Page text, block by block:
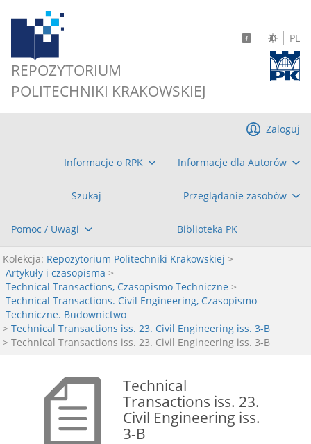
REPOZYTORIUM
POLITECHNIKI KRAKOWSKIEJ
PL
Informacje o RPK Informacje dla Autorów
Szukaj Przeglądanie zasobów
Pomoc / Uwagi Biblioteka PK
Zaloguj
Kolekcja: Repozytorium Politechniki Krakowskiej >
Artykuły i czasopisma >
Technical Transactions, Czasopismo Techniczne >
Technical Transactions. Civil Engineering, Czasopismo
Techniczne. Budownictwo
> Technical Transactions iss. 23. Civil Engineering iss. 3-B
> Technical Transactions iss. 23. Civil Engineering iss. 3-B
Technical
Transactions iss. 23.
Civil Engineering iss.
3-B